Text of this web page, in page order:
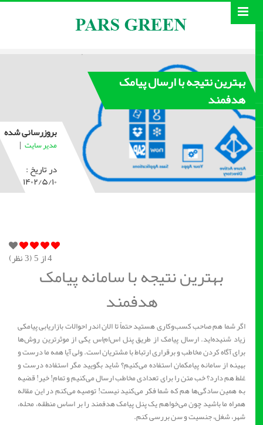
بهترین نتیجه با ارسال پیامک
هدفمند
بروزرسانی شده
مدیر سایت |
در تاریخ :
۱۴۰۲/۵/۱۰
از 5 ( 3نظر)
بهترین نتیجه با سامانه پیامک
هدفمند
اگر شما هم صاحب کسب‌و‌کاری هستید حتماً تا الان اندر احوالات بازاریابی پیامکی
زیاد شنیده‌اید. ارسال پیامک از طریق پنل اس‌ام‌اس یکی از موثرترین روش‌ها
برای آگاه کردن مخاطب و برقراری ارتباط با مشتریان است. ولی آیا همه ما درست و
بهینه از سامانه پیامکمان استفاده می‌کنیم؟ شاید بگویید مگر استفاده‌ درست و
غلط هم دارد؟ خب متن را برای تعدادی مخاطب ارسال می‌کنیم و تمام! خیر! قضیه
به همین سادگی‌ها هم که شما فکر می‌کنید نیست! توصیه می‌کنم در این مقاله
همراه ما باشید چون می‌خواهم یک پنل پیامک هدفمند را بر اساس منطقه، محله،
شهر، شغل، جنسیت و سن بررسی کنم.